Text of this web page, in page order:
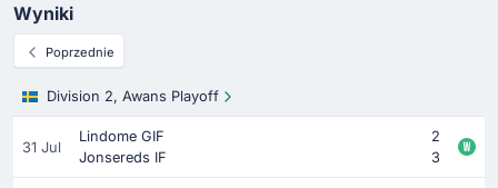
Wyniki
Poprzednie
Division 2, Awans Playoff
31 Jul
Lindome GIF
2
Jonsereds IF
3